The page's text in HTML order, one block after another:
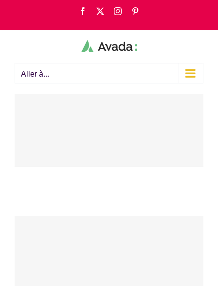
contenu
Facebook Instagram
Aller à...